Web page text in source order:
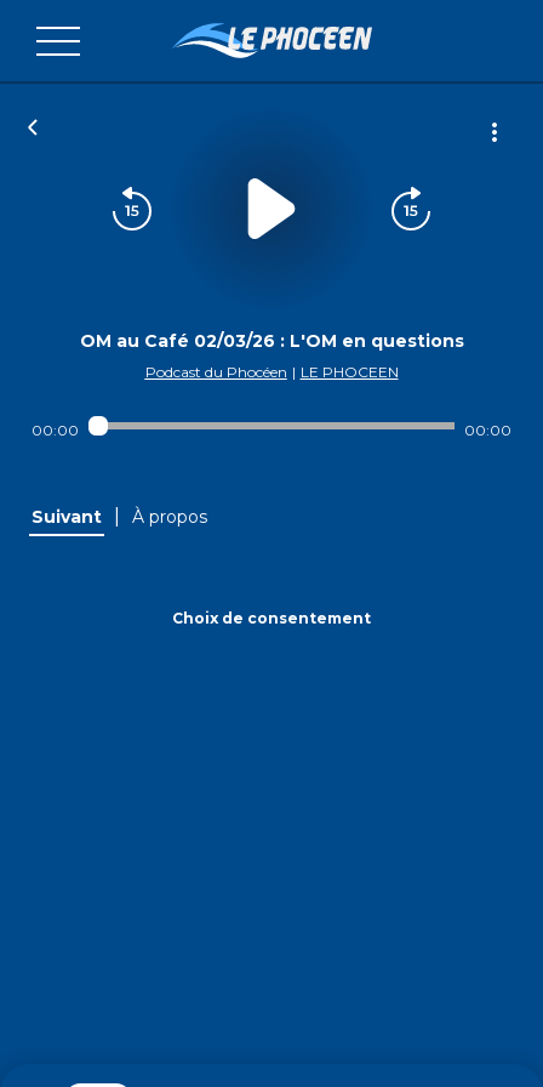
OM au Café 02/03/26 : L'OM en questions
Podcast du Phocéen | LE PHOCEEN
00:00 00:00
Suivant À propos
Choix de consentement